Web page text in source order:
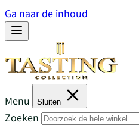
Ga naar de inhoud
Menu Sluiten
Zoeken